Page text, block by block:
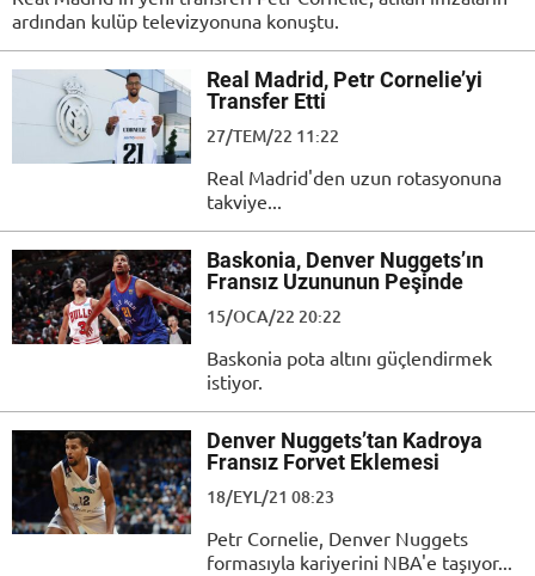
ardından kulüp televizyonuna konuştu.
Real Madrid, Petr Cornelie’yi
Transfer Etti
27/TEM/22 11:22
Real Madrid'den uzun rotasyonuna
takviye...
Baskonia, Denver Nuggets’ın
Fransız Uzununun Peşinde
15/OCA/22 20:22
Baskonia pota altını güçlendirmek
istiyor.
Denver Nuggets’tan Kadroya
Fransız Forvet Eklemesi
18/EYL/21 08:23
Petr Cornelie, Denver Nuggets
formasıyla kariyerini NBA'e taşıyor...